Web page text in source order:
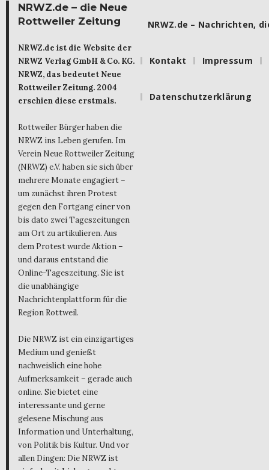
NRWZ.de – die Neue
Rottweiler Zeitung
NRWZ.de ist die Website der
NRWZ Verlag GmbH & Co. KG.
NRWZ, das bedeutet Neue
Rottweiler Zeitung. 2004
erschien diese erstmals.
Rottweiler Bürger haben die
NRWZ ins Leben gerufen. Im
Verein Neue Rottweiler Zeitung
(NRWZ) e.V. haben sie sich über
mehrere Monate engagiert –
um zunächst ihren Protest
gegen den Fortgang einer von
bis dato zwei Tageszeitungen
am Ort zu artikulieren. Aus
dem Protest wurde Aktion –
und daraus entstand die
Online-Tageszeitung. Sie ist
die unabhängige
Nachrichtenplattform für die
Region Rottweil.
Die NRWZ ist ein einzigartiges
Medium und genießt
nachweislich eine hohe
Aufmerksamkeit – gerade auch
online. Sie bietet eine
interessante und gerne
gelesene Mischung aus
Information und Unterhaltung,
von Politik bis Kultur. Und vor
allen Dingen: Die NRWZ ist
NRWZ.de – Nachrichten,
Kontakt Impressum
Datenschutzerklärung